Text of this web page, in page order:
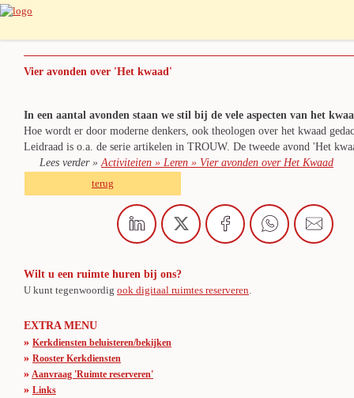
Vier avonden over 'Het kwaad'
In een aantal avonden staan we stil bij de vele aspecten van het
Hoe wordt er door moderne denkers, ook theologen over het kwaad
Leidraad is o.a. de serie artikelen in TROUW. De tweede avond 'Het
Lees verder »Activiteiten » Leren » Vier avonden over Het Kwaad
terug
Wilt u een ruimte huren bij ons?
U kunt tegenwoordig ook digitaal ruimtes reserveren
EXTRA MENU
» Kerkdiensten beluisteren/bekijken
» Rooster Kerkdiensten
» Aanvraag 'Ruimte reserveren'
» Links